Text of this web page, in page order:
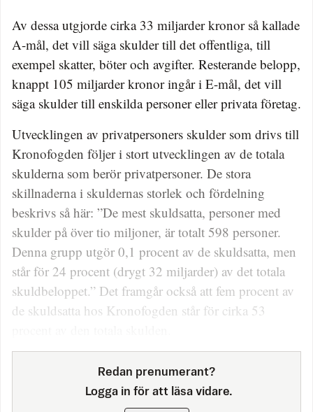
Av dessa utgjorde cirka 33 miljarder kronor så kallade
A-mål, det vill säga skulder till det offentliga, till
exempel skatter, böter och avgifter. Resterande belopp,
knappt 105 miljarder kronor ingår i E-mål, det vill
säga skulder till enskilda personer eller privata företag.
Utvecklingen av privatpersoners skulder som drivs till
Kronofogden följer i stort utvecklingen av de totala
skulderna som berör privatpersoner. De stora
skillnaderna i skuldernas storlek och fördelning
beskrivs så här: ”De mest skuldsatta, personer med
skulder på över tio miljoner, är totalt 598 personer.
Denna grupp utgör 0,1 procent av de skuldsatta, men
står för 24 procent (drygt 32 miljarder) av det totala
skuldbeloppet.” Det framgår också att fem procent av
de skuldsatta hos Kronofogden står för cirka 53
Redan prenumerant?
Logga in för att läsa vidare.